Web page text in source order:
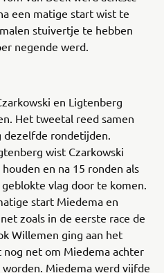
een matige start wist te
stuivertje te hebben
negende werd.
en Ligtenberg
Het tweetal reed samen
rondetijden.
wist Czarkowski
en na 15 ronden als
vlag door te komen.
start Miedema en
zoals in de eerste race de
Willemen ging aan het
net om Miedema achter
Miedema werd vijfde